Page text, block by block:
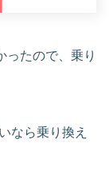
ったので、乗り
なら乗り換え